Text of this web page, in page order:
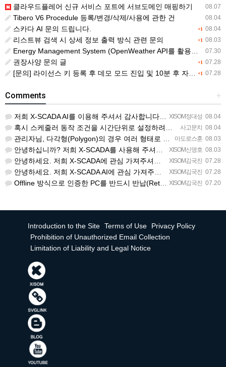
08.07
클라우드플레어 신규 서비스 포트에 서브도메인 매핑하기
08.04
Tibero V6 Procedule 등록/변경/삭제/사용에 관한 건
+1 08.04
스카다 AI 문의 드립니다.
+1 08.03
리스트뷰 검색 시 상세 정보 출력 방식 관련 문의
07.30
Energy Management System (OpenWeather API를 활용한 날씨 정보 조회)
+1 07.28
권장사양 문의 글
+1 07.28
[문의] 라이선스 키 등록 후 데모 모드 진입 및 10분 후 자동 종료 현상
+
Comments
XISOM정대성 08.04
저희 X-SCADA AI를 이용해 주셔서 감사합니다. 문의 사항에 대하여 답변드리겠습니다. 문의하신 내용을 …
사고문치 08.04
혹시 스케줄러 동작 조건을 시간단위로 설정하려면 일단위를 여러개 설정하는거 말고 방법이 있을까요?
마도로스훈 08.03
관리자님, 다각형(Polygon)의 경우 여러 형태로 도형을 그려서 첫 점과 끝 점을 이었음에도 불구하고 완…
XISOM신명호 08.03
안녕하십니까? 저희 X-SCADA를 사용해 주셔서 감사합니다. 문의하신 리스트뷰의 열 구성 변경 기능에 대해…
XISOM김국진 07.28
안녕하세요. 저희 X-SCADA에 관심 가져주셔서 감사합니다. 자이솜 웹사이트의 X-SCADA AI 소개 페…
XISOM김국진 07.28
안녕하세요. 저희 X-SCADA AI에 관심 가져주셔서 감사합니다. 해당 라이선스 버전은 X-SCADA AI…
XISOM김국진 07.20
Offline 방식으로 인증한 PC를 반드시 반납(Return) 처리해주셔야 다른 PC에서도 사용 가능합니다…
Introduction to the Site Terms of Use
Privacy Policy
Prohibition of Unauthorized Email Collection
Limitation of Liability and Legal Notice